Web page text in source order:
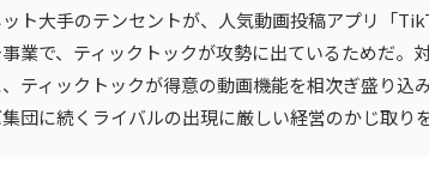
ト大手のテンセントが、人気動画投稿アプリ「
事業で、ティックトックが攻勢に出ているためだ
ティックトックが得意の動画機能を相次ぎ盛り
団に続くライバルの出現に厳しい経営のかじ取り